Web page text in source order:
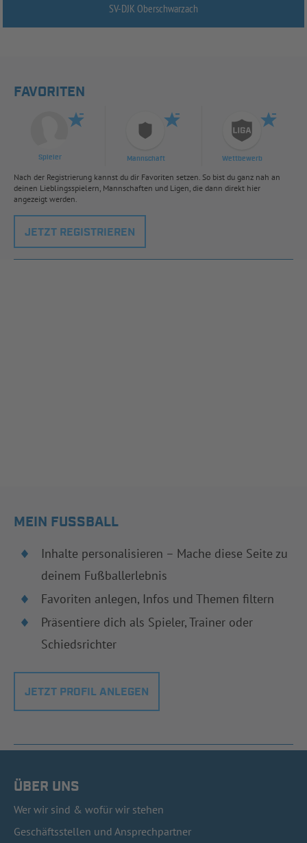
SV-DJK Oberschwarzach
FAVORITEN
Spieler Mannschaft Wettbewerb
Nach der Registrierung kannst du dir Favoriten setzen. So bist du ganz nah an
deinen Lieblingsspielern, Mannschaften und Ligen, die dann direkt hier
angezeigt werden.
JETZT REGISTRIEREN
MEIN FUSSBALL
Inhalte personalisieren – Mache diese Seite zu
deinem Fußballerlebnis
Favoriten anlegen, Infos und Themen filtern
Präsentiere dich als Spieler, Trainer oder
Schiedsrichter
JETZT PROFIL ANLEGEN
ÜBER UNS
Wer wir sind & wofür wir stehen
Geschäftsstellen und Ansprechpartner